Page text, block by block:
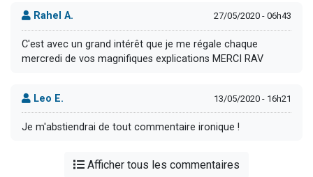
Rahel A. 27/05/2020 - 06h43
C'est avec un grand intérêt que je me régale chaque
mercredi de vos magnifiques explications MERCI RAV
Leo E. 13/05/2020 - 16h21
Je m'abstiendrai de tout commentaire ironique !
Afficher tous les commentaires